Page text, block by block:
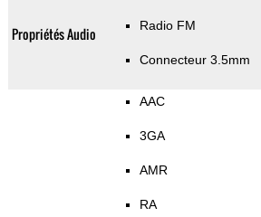
Propriétés Audio Radio FM
Connecteur 3.5mm
AAC
3GA
AMR
RA